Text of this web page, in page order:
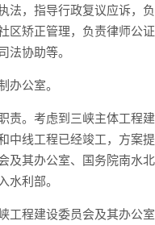
法，指导行政复议应诉，负
区矫正管理，负责律师公
法协助等。
办公室。
责。考虑到三峡主体工程
中线工程已经竣工，方案
及其办公室、国务院南水
水利部。
工程建设委员会及其办公